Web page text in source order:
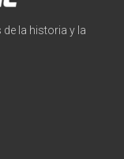
la historia y la